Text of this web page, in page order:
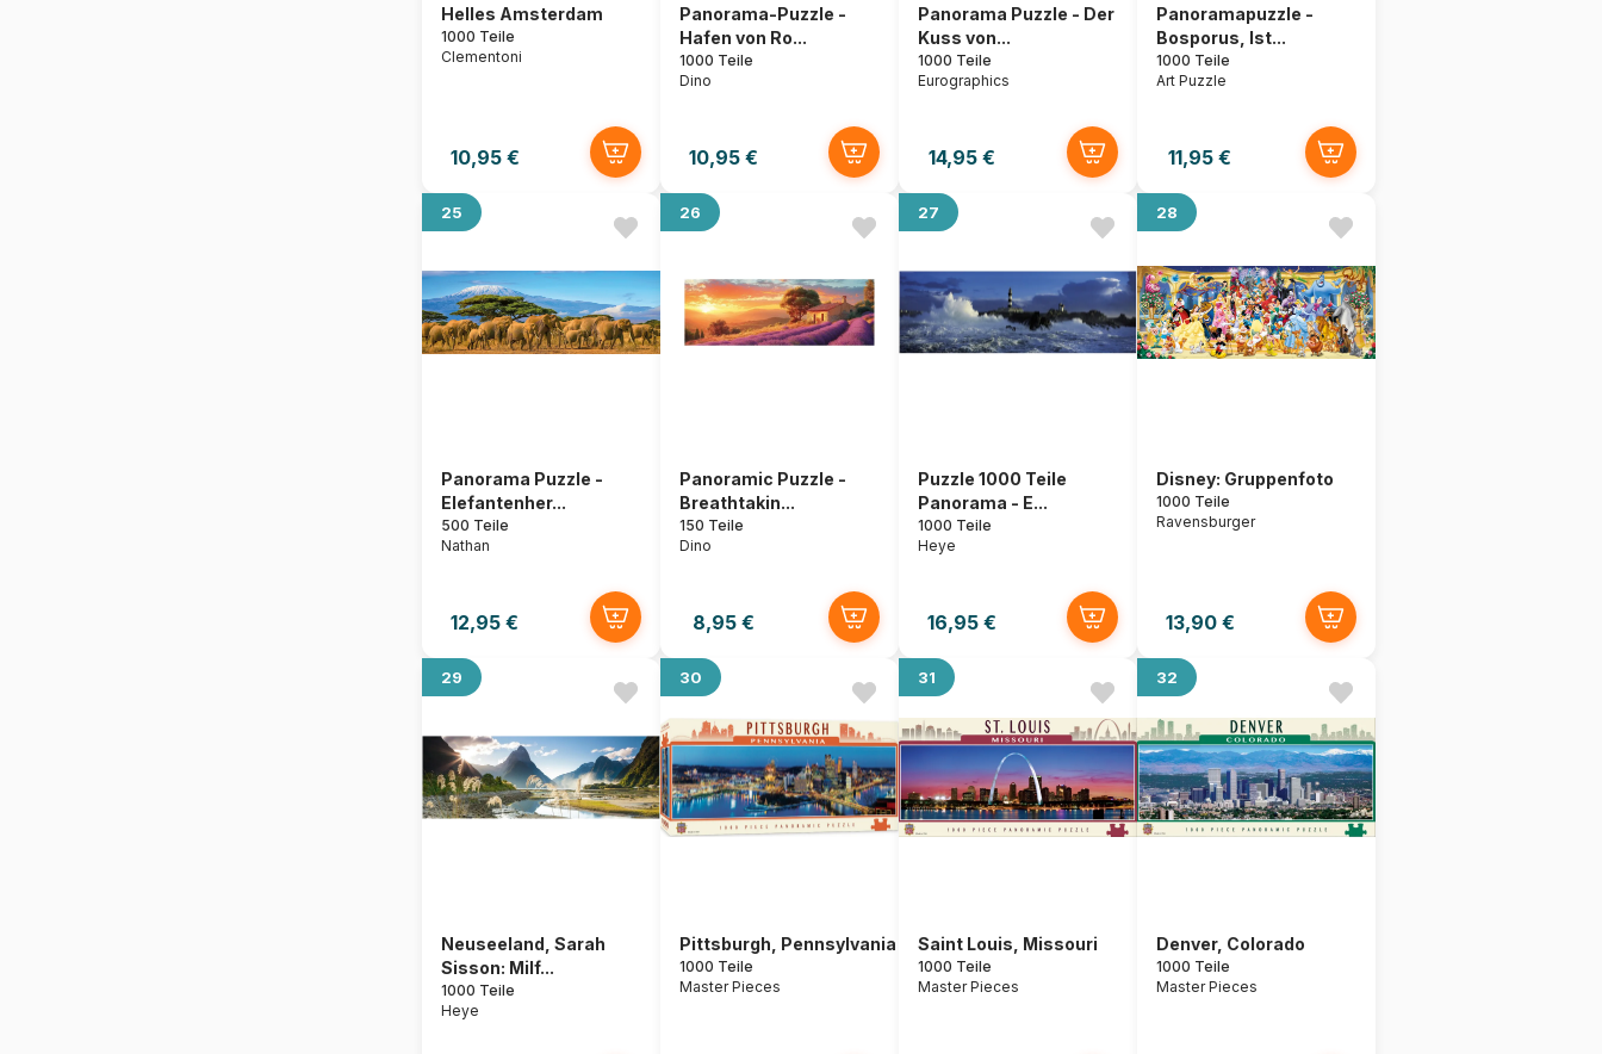
Helles Amsterdam
1000 Teile
Clementoni
10,95 €
Panorama-Puzzle -
Hafen von Ro...
1000 Teile
Dino
10,95 €
Panorama Puzzle - Der
Kuss von...
1000 Teile
Eurographics
14,95 €
Panoramapuzzle -
Bosporus, Ist...
1000 Teile
Art Puzzle
11,95 €
25
Panorama Puzzle -
Elefantenher...
500 Teile
Nathan
12,95 €
26
Panoramic Puzzle -
Breathtakin...
150 Teile
Dino
8,95 €
27
Puzzle 1000 Teile
Panorama - E...
1000 Teile
Heye
16,95 €
28
Disney: Gruppenfoto
1000 Teile
Ravensburger
13,90 €
29
Neuseeland, Sarah
Sisson: Milf...
1000 Teile
Heye
30
Pittsburgh, Pennsylvania
1000 Teile
Master Pieces
31
Saint Louis, Missouri
1000 Teile
Master Pieces
32
Denver, Colorado
1000 Teile
Master Pieces